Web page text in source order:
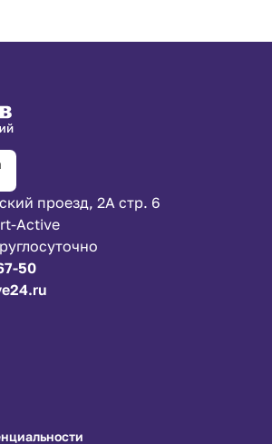
проезд, 2А стр. 6
Active
50